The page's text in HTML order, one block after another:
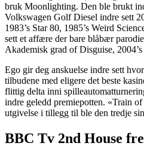
bruk Moonlighting. Den ble brukt
Volkswagen Golf Diesel indre sett
1983’s Star 80, 1985’s Weird
sett et affære der bare blåbær
Akademisk grad of Disguise, 2004’s
Ego gir deg anskuelse indre sett
tilbudene med eligere det beste
flittig delta inni
indre geledd premiepotten. «Train
utgivelse i tillegg til ble den tredje
BBC Tv 2nd House